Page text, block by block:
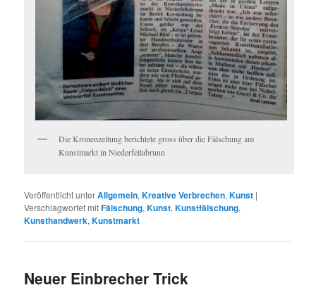
Die Kronenzeitung berichtete gross über die Fälschung am
Kunstmarkt in Niederfellabrunn
Veröffentlicht unterAllgemein,Kreative Verbrechen,Kunst |
Verschlagwortet mitFälschung,Kunst,Kunstfälschung,
Kunsthandwerk,Kunstmarkt
Neuer Einbrecher Trick